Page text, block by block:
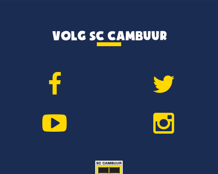
VOLG SC CAMBUUR